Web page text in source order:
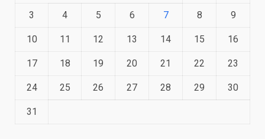
3 4 5 6 7 8 9
10 11 12 13 14 15 16
17 18 19 20 21 22 23
24 25 26 27 28 29 30
31